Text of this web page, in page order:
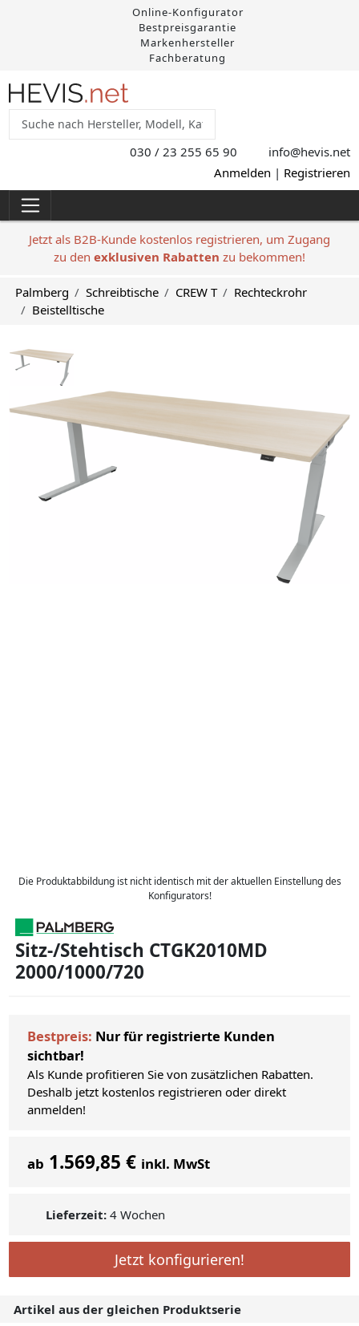
Online-Konfigurator
Bestpreisgarantie
Markenhersteller
Fachberatung
030 / 23 255 65 90 info@hevis.net
Anmelden | Registrieren
Jetzt als B2B-Kunde kostenlos registrieren, um Zugang
zu den exklusiven Rabatten zu bekommen!
Palmberg Schreibtische CREW T
Rechteckrohr
Beistelltische
Die Produktabbildung ist nicht identisch mit der aktuellen Einstellung des
Konfigurators!
Sitz-/Stehtisch CTGK2010MD
2000/1000/720
Bestpreis: Nur für registrierte Kunden
sichtbar!
Als Kunde profitieren Sie von zusätzlichen Rabatten.
Deshalb jetzt kostenlos registrieren oder direkt
anmelden!
ab 1.569,85 € inkl. MwSt
Lieferzeit: 4 Wochen
Jetzt konfigurieren!
Artikel aus der gleichen Produktserie